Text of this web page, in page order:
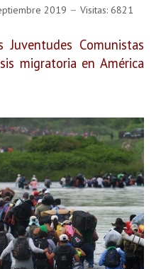
2019 Visitas: 6821
Comunistas
migratoria en América